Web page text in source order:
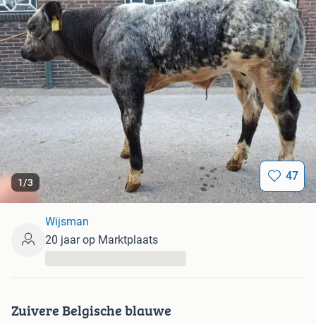
1/3 47
Zuivere Belgische blauwe
Wijsman
20 jaar op Marktplaats